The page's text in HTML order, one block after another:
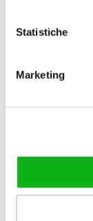
Statistiche
Marketing
Potresti